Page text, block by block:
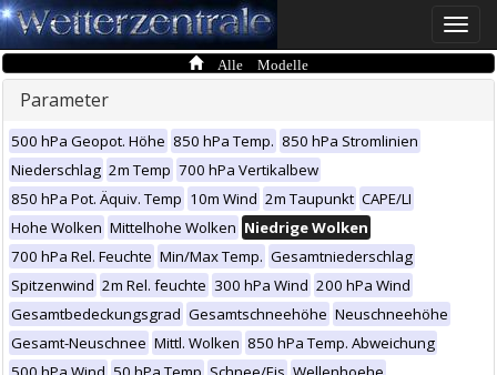
Toggle
Alle Modelle
Parameter
500 hPa Geopot. Höhe 850 hPa Temp. 850 hPa Stromlinien
Niederschlag 2m Temp 700 hPa Vertikalbew
850 hPa Pot. Äquiv. Temp 10m Wind 2m Taupunkt CAPE/LI
Hohe Wolken Mittelhohe Wolken Niedrige Wolken
700 hPa Rel. Feuchte Min/Max Temp. Gesamtniederschlag
Spitzenwind 2m Rel. feuchte 300 hPa Wind 200 hPa Wind
Gesamtbedeckungsgrad Gesamtschneehöhe Neuschneehöhe
Gesamt-Neuschnee Mittl. Wolken 850 hPa Temp. Abweichung